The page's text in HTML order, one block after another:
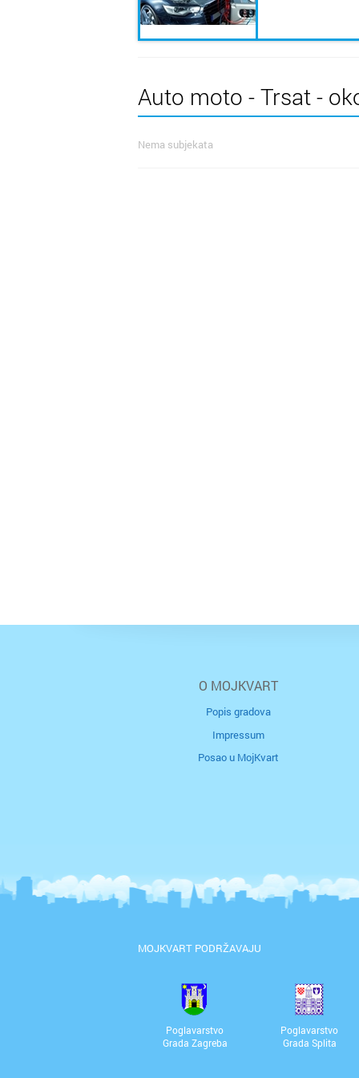
Auto moto - Trsat -
Nema subjekata
O MOJKVART
Popis gradova
Impressum
Posao u MojKvart
MOJKVART PODRŽAVAJU
Poglavarstvo
Grada Zagreba
Poglavarstvo
Grada Splita